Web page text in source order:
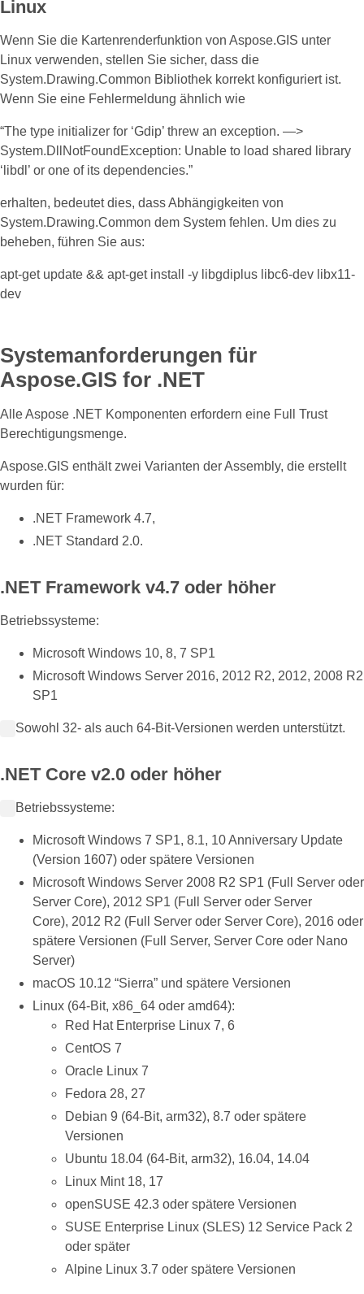
Linux
Wenn Sie die Kartenrenderfunktion von Aspose.GIS unter
Linux verwenden, stellen Sie sicher, dass die
System.Drawing.Common Bibliothek korrekt konfiguriert ist.
Wenn Sie eine Fehlermeldung ähnlich wie
“The type initializer for ‘Gdip’ threw an exception. —>
System.DllNotFoundException: Unable to load shared library
‘libdl’ or one of its dependencies.”
erhalten, bedeutet dies, dass Abhängigkeiten von
System.Drawing.Common dem System fehlen. Um dies zu
beheben, führen Sie aus:
apt-get update && apt-get install -y libgdiplus libc6-dev libx11-
dev
Systemanforderungen für
Aspose.GIS for .NET
Alle Aspose .NET Komponenten erfordern eine Full Trust
Berechtigungsmenge.
Aspose.GIS enthält zwei Varianten der Assembly, die erstellt
wurden für:
.NET Framework 4.7,
.NET Standard 2.0.
.NET Framework v4.7 oder höher
Betriebssysteme:
Microsoft Windows 10, 8, 7 SP1
Microsoft Windows Server 2016, 2012 R2, 2012, 2008 R2
SP1
Sowohl 32- als auch 64-Bit-Versionen werden unterstützt.
.NET Core v2.0 oder höher
Betriebssysteme:
Microsoft Windows 7 SP1, 8.1, 10 Anniversary Update
(Version 1607) oder spätere Versionen
Microsoft Windows Server 2008 R2 SP1 (Full Server oder
Server Core), 2012 SP1 (Full Server oder Server
Core), 2012 R2 (Full Server oder Server Core), 2016 oder
spätere Versionen (Full Server, Server Core oder Nano
Server)
macOS 10.12 “Sierra” und spätere Versionen
Linux (64-Bit, x86_64 oder amd64):
Red Hat Enterprise Linux 7, 6
CentOS 7
Oracle Linux 7
Fedora 28, 27
Debian 9 (64-Bit, arm32), 8.7 oder spätere
Versionen
Ubuntu 18.04 (64-Bit, arm32), 16.04, 14.04
Linux Mint 18, 17
openSUSE 42.3 oder spätere Versionen
SUSE Enterprise Linux (SLES) 12 Service Pack 2
oder später
Alpine Linux 3.7 oder spätere Versionen